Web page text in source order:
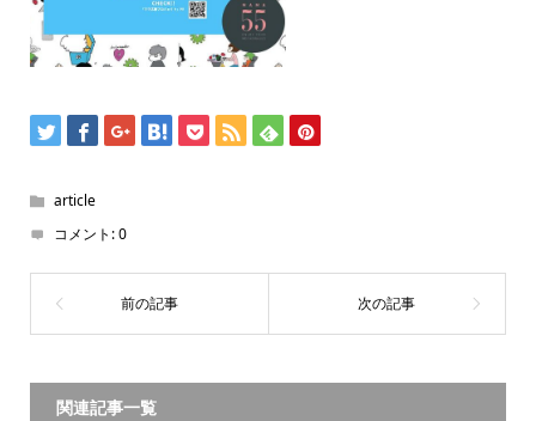
article
コメント:0
関連記事一覧